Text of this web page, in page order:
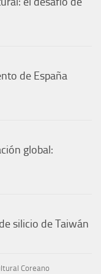
de España
global:
silicio de Taiwán
Coreano